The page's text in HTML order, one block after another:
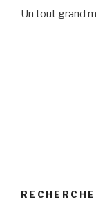
Un tout grand